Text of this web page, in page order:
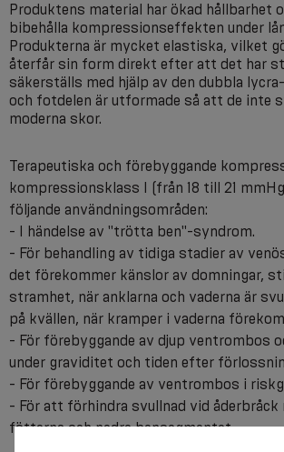
Produktens material har ökad hållbarhet
bibehålla kompressionseffekten under
Produkterna är mycket elastiska, vilket
återfår sin form direkt efter att det har
säkerställs med hjälp av den dubbla
och fotdelen är utformade så att de inte
moderna skor.
Terapeutiska och förebyggande
kompressionsklass I (från 18 till 21
följande användningsområden:
- I händelse av "trötta ben"-syndrom.
- För behandling av tidiga stadier av
det förekommer känslor av domningar,
stramhet, när anklarna och vaderna är
på kvällen, när kramper i vaderna
- För förebyggande av djup ventrombos
under graviditet och tiden efter
- För förebyggande av ventrombos i
- För att förhindra svullnad vid åderbråck
fötterna och nedre bensegmentet.